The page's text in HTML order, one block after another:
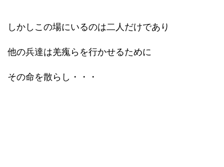
しかしこの場にいるのは二人だけであり
他の兵達は羌瘣らを行かせるために
その命を散らし・・・